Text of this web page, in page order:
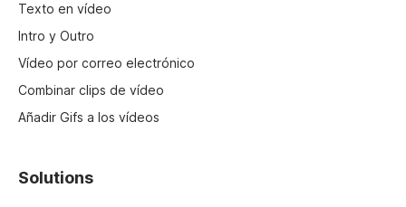
Texto en vídeo
Intro y Outro
Vídeo por correo electrónico
Combinar clips de vídeo
Añadir Gifs a los vídeos
Solutions